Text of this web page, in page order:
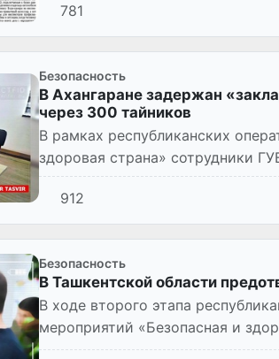
781
Безопасность
В Ахангаране задержан
через 300 тайников
В рамках республиканских
здоровая страна» сотрудники
подразделений продолжают р...
912
Безопасность
В Ташкентской области
В ходе второго этапа
мероприятий «Безопасная и
внутренних дел Ташкентск...